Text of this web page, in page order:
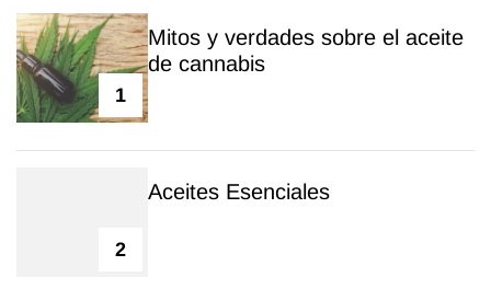
1
Mitos y verdades sobre el aceite
de cannabis
2
Aceites Esenciales